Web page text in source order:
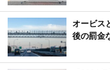
オービス
後の罰金